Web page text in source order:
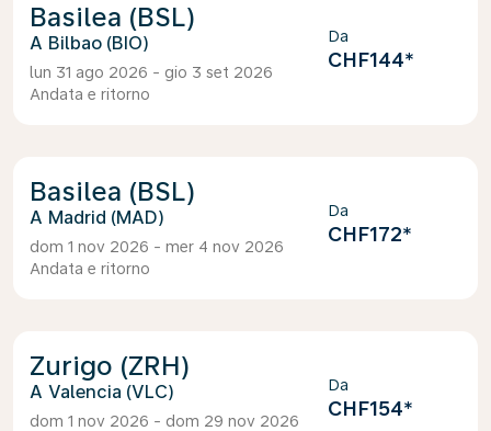
Basilea (BSL)
Bilbao (BIO)
lun 31 ago 2026 - gio 3 set 2026
Andata e ritorno
Da
CHF144*
Basilea (BSL)
Madrid (MAD)
dom 1 nov 2026 - mer 4 nov 2026
Andata e ritorno
Da
CHF172*
Zurigo (ZRH)
Valencia (VLC)
dom 1 nov 2026 - dom 29 nov 2026
Da
CHF154*